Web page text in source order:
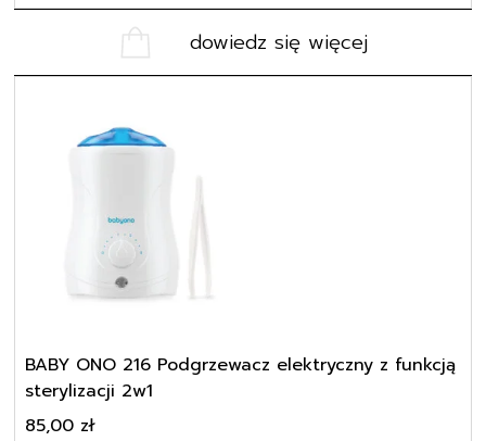
dowiedz się więcej
BABY ONO 216 Podgrzewacz elektryczny z funkcją
sterylizacji 2w1
85,00 zł